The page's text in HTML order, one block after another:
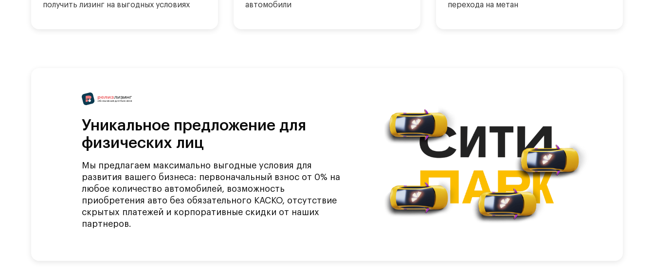
получить лизинг на выгодных условиях
автомобили
перехода на метан
Уникальное предложение для
физических лиц
Мы предлагаем максимально выгодные условия для
развития вашего бизнеса: первоначальный взнос от 0% на
любое количество автомобилей, возможность
приобретения авто без обязательного КАСКО, отсутствие
скрытых платежей и корпоративные скидки от наших
партнеров.